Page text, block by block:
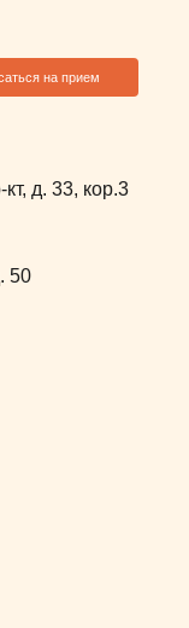
на прием
д. 33, кор.3
50